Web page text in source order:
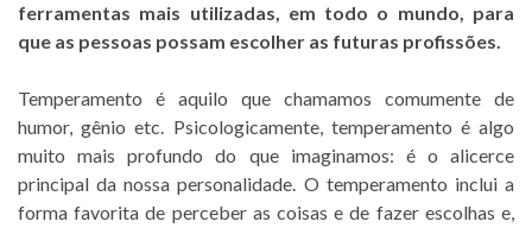
ferramentas mais utilizadas, em todo o mundo, para
que as pessoas possam escolher as futuras profissões.
Temperamento é aquilo que chamamos comumente de
humor, gênio etc. Psicologicamente, temperamento é algo
muito mais profundo do que imaginamos: é o alicerce
principal da nossa personalidade. O temperamento inclui a
forma favorita de perceber as coisas e de fazer escolhas e,